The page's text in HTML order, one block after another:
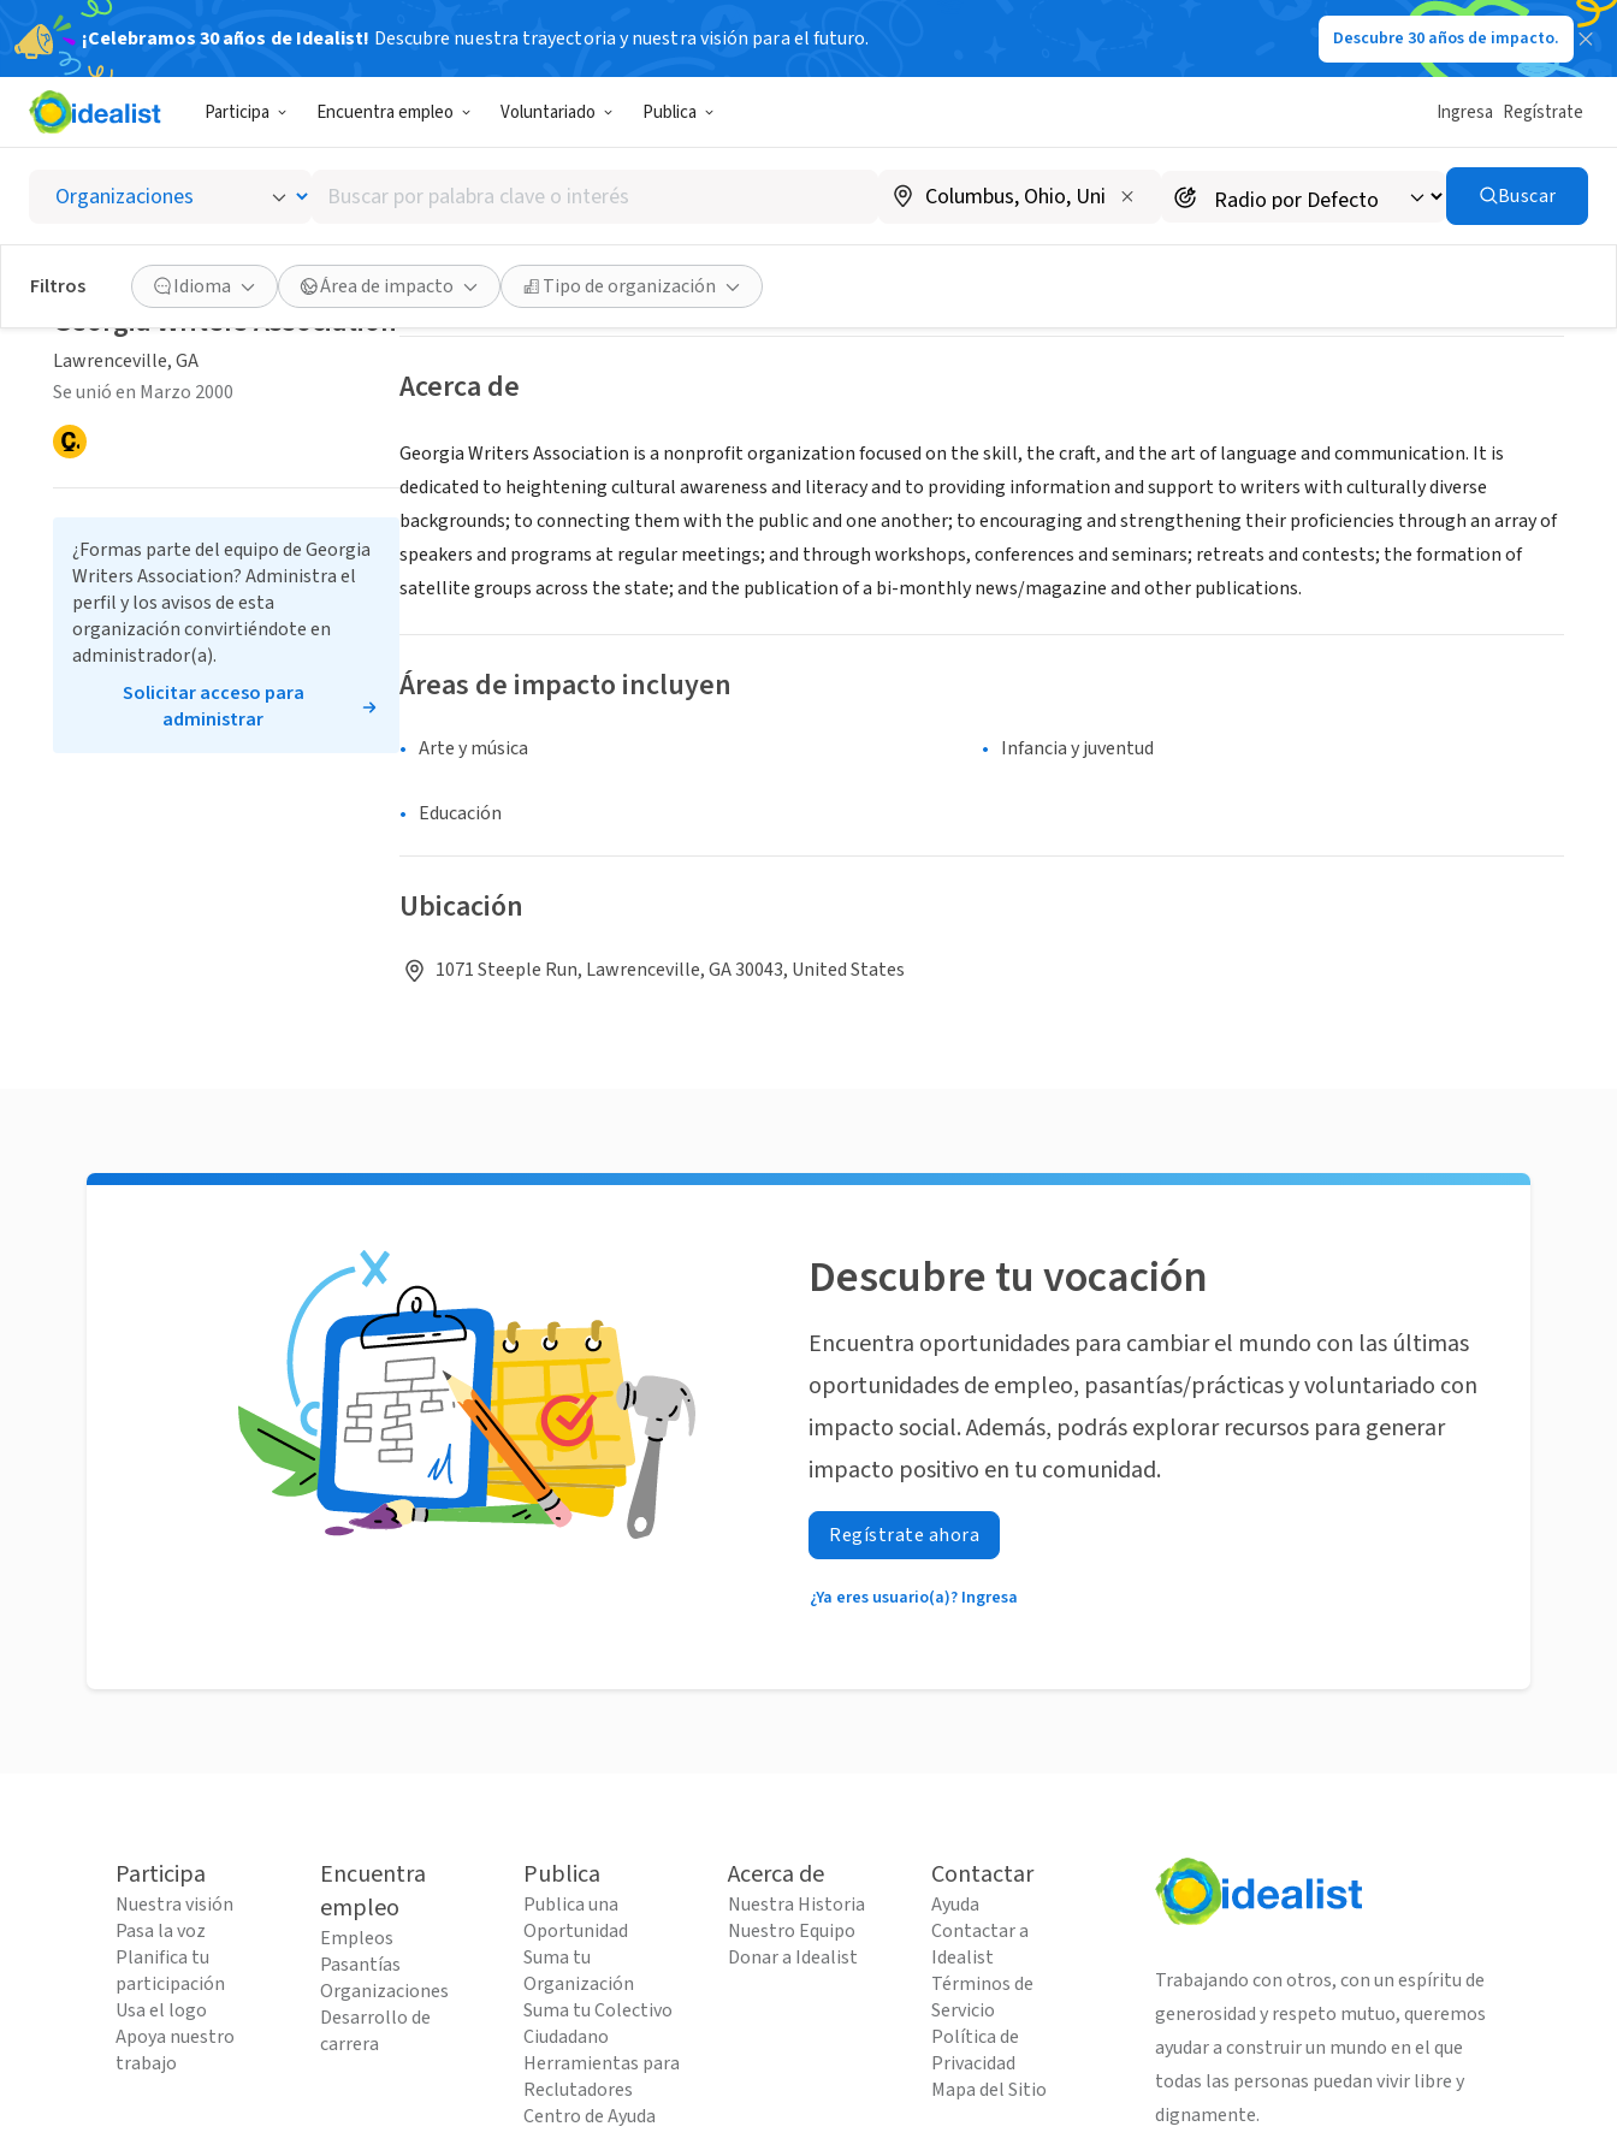
¡Celebramos 30 años de Idealist! Descubre nuestra trayectoria y nuestra visión para el futuro. Descubre 30 años de impacto.
Participa Encuentra empleo Voluntariado Publica Ingresa Regístrate
Buscar
por
palabra
clave
o
interés
Buscar
Filtros Idioma Área de impacto Tipo de organización
Georgia Writers Association
Lawrenceville, GA www.georgiawriters.org
Guardar Compartir
Acerca de
Georgia Writers Association is a nonprofit organization focused on the skill, the craft, and the art of language and communication. It is
dedicated to heightening cultural awareness and literacy and to providing information and support to writers with culturally diverse
backgrounds; to connecting them with the public and one another; to encouraging and strengthening their proficiencies through an array of
speakers and programs at regular meetings; and through workshops, conferences and seminars; retreats and contests; the formation of
satellite groups across the state; and the publication of a bi-monthly news/magazine and other publications.
Áreas de impacto incluyen
Arte y música Infancia y juventud
Educación
Ubicación
1071 Steeple Run, Lawrenceville, GA 30043, United States
Georgia Writers Association
Lawrenceville, GA
Se unió en Marzo 2000
¿Formas parte del equipo de Georgia
Writers Association? Administra el
perfil y los avisos de esta
organización convirtiéndote en
administrador(a).
Solicitar acceso para
administrar
Descubre tu vocación
Encuentra oportunidades para cambiar el mundo con las últimas
oportunidades de empleo, pasantías/prácticas y voluntariado con
impacto social. Además, podrás explorar recursos para generar
impacto positivo en tu comunidad.
Regístrate ahora
¿Ya eres usuario(a)? Ingresa
Participa
Nuestra visión
Pasa la voz
Planifica tu
participación
Usa el logo
Apoya nuestro
trabajo
Encuentra
empleo
Empleos
Pasantías
Organizaciones
Desarrollo de
carrera
Publica
Publica una
Oportunidad
Suma tu
Organización
Suma tu Colectivo
Ciudadano
Herramientas para
Reclutadores
Centro de Ayuda
Acerca de
Nuestra Historia
Nuestro Equipo
Donar a Idealist
Contactar
Ayuda
Contactar a
Idealist
Términos de
Servicio
Política de
Privacidad
Mapa del Sitio
Trabajando con otros, con un espíritu de
generosidad y respeto mutuo, queremos
ayudar a construir un mundo en el que
todas las personas puedan vivir libre y
dignamente.